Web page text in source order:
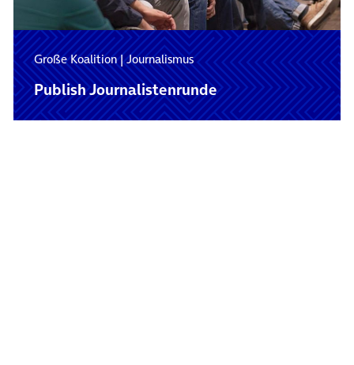
Große Koalition|Journalismus
Publish Journalistenrunde